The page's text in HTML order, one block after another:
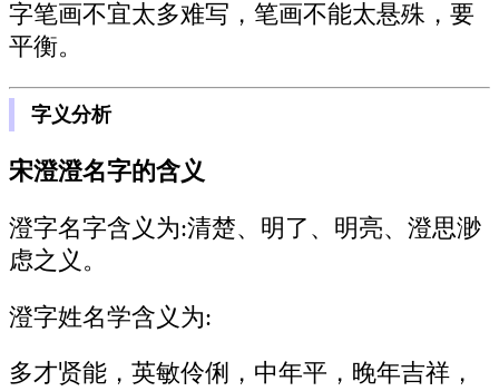
字笔画不宜太多难写，笔画不能太悬殊，要
平衡。
字义分析
宋澄澄名字的含义
澄字名字含义为:清楚、明了、明亮、澄思渺
虑之义。
澄字姓名学含义为:
多才贤能，英敏伶俐，中年平，晚年吉祥，